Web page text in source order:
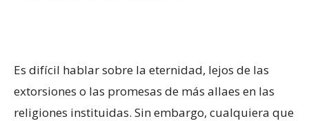
Es difícil hablar sobre la eternidad, lejos de las
extorsiones o las promesas de más allaes en las
religiones instituidas. Sin embargo, cualquiera que